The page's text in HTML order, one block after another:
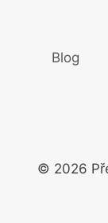
Blog
© 2026